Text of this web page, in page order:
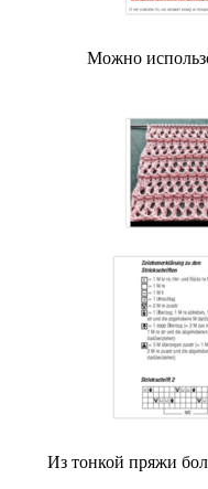
Можно
Из тонкой пряжи